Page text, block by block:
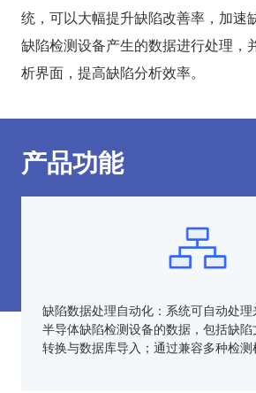
统，可以大幅提升缺陷改善率，加速
缺陷检测设备产生的数据进行处理，
析界面，提高缺陷分析效率。
产品功能
缺陷数据处理自动化：系统可自动处
半导体缺陷检测设备的数据，包括缺
转换与数据库导入；通过兼容多种检